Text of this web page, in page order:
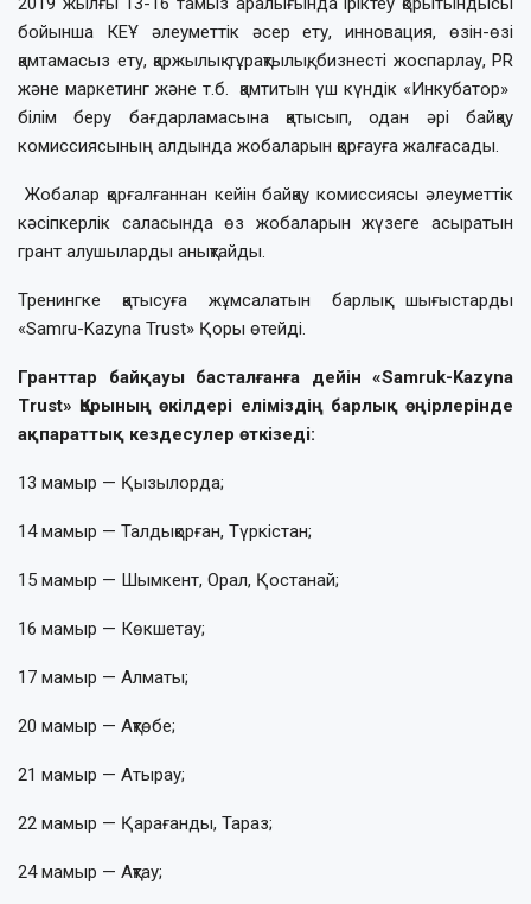
бойынша КЕҰ әлеуметтік әсер ету, инновация, өзін-өзі
қамтамасыз ету, қаржылық тұрақтылық, бизнесті жоспарлау, PR
және маркетинг және т.б. қамтитын үш күндік «Инкубатор»
білім беру бағдарламасына қатысып, одан әрі байқау
комиссиясының алдында жобаларын қорғауға жалғасады.
Жобалар қорғалғаннан кейін байқау комиссиясы әлеуметтік
кәсіпкерлік саласында өз жобаларын жүзеге асыратын
грант алушыларды анықтайды.
Тренингке қатысуға жұмсалатын барлық шығыстарды
«Samru-Kazyna Trust» Қоры өтейді.
Гранттар байқауы басталғанға дейін «Samruk-Kazyna
Trust» Қорының өкілдері еліміздің барлық өңірлерінде
ақпараттық кездесулер өткізеді:
13 мамыр — Қызылорда;
14 мамыр — Талдықорған, Түркістан;
15 мамыр — Шымкент, Орал, Қостанай;
16 мамыр — Көкшетау;
17 мамыр — Алматы;
20 мамыр — Ақтөбе;
21 мамыр — Атырау;
22 мамыр — Қарағанды, Тараз;
24 мамыр — Ақтау;